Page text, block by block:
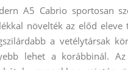
A5 Cabrio sportosan
növelték az előd
a vetélytársak
lehet a korábbinál.